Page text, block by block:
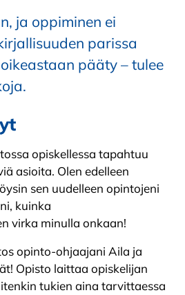
ja oppiminen ei
parissa
pääty – tulee
opiskellessa tapahtuu
asioita. Olen edelleen
sen uudelleen opintojeni
kuinka
virka minulla onkaan!
opinto-ohjaajani Aila ja
Opisto laittaa opiskelijan
tukien aina tarvittaessa